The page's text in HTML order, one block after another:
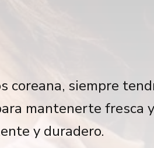
coreana, siempre
mantenerte fresca
y duradero.